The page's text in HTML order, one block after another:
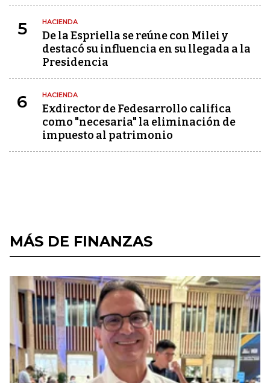
5 HACIENDA
De la Espriella se reúne con Milei y
destacó su influencia en su llegada a la
Presidencia
6 HACIENDA
Exdirector de Fedesarrollo califica
como "necesaria" la eliminación de
impuesto al patrimonio
MÁS DE FINANZAS